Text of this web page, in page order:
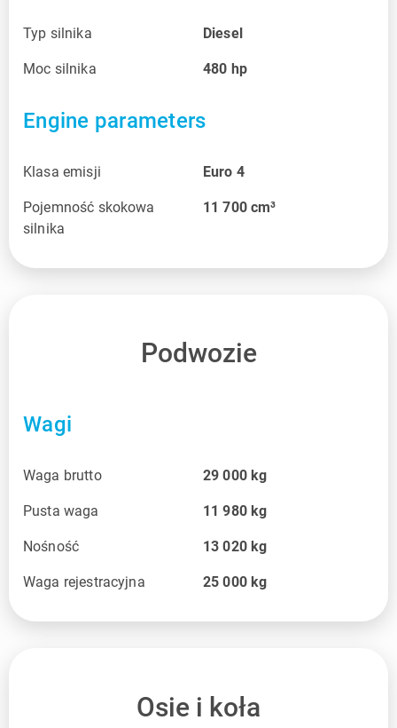
Typ silnika Diesel
Moc silnika 480 hp
Engine parameters
Klasa emisji Euro 4
Pojemność skokowa
silnika
11 700cm³
Podwozie
Wagi
Waga brutto 29 000 kg
Pusta waga 11 980 kg
Nośność 13 020 kg
Waga rejestracyjna 25 000 kg
Osie i koła